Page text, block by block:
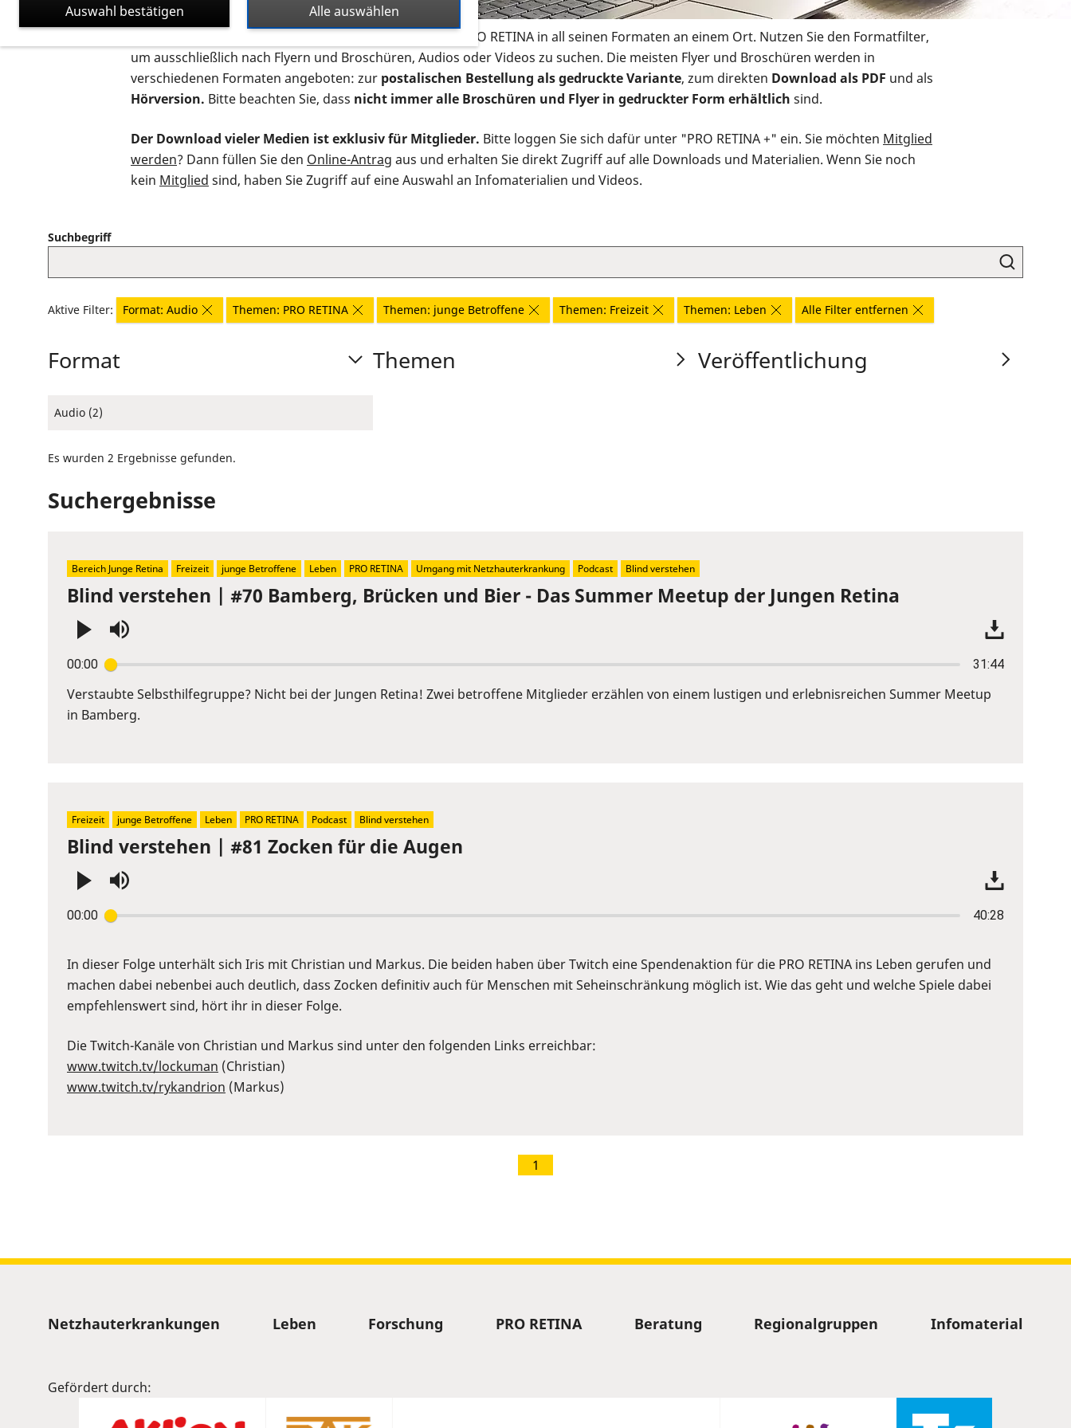
Auf dieser Seite finden Sie sämtliches Infomaterial der PRO RETINA in all seinen Formaten an einem Ort. Nutzen Sie den Formatfilter,
um ausschließlich nach Flyern und Broschüren, Audios oder Videos zu suchen. Die meisten Flyer und Broschüren werden in
verschiedenen Formaten angeboten: zur postalischen Bestellung als gedruckte Variante, zum direkten Download als PDF und als
Hörversion. Bitte beachten Sie, dass nicht immer alle Broschüren und Flyer in gedruckter Form erhältlich sind.
Der Download vieler Medien ist exklusiv für Mitglieder. Bitte loggen Sie sich dafür unter "PRO RETINA +" ein. Sie möchten Mitglied
werden? Dann füllen Sie den Online-Antrag aus und erhalten Sie direkt Zugriff auf alle Downloads und Materialien. Wenn Sie noch
kein Mitglied sind, haben Sie Zugriff auf eine Auswahl an Infomaterialien und Videos.
Suchbegriff
Aktive Filter: Format: Audio Themen: PRO RETINA Themen: junge Betroffene Themen: Freizeit Themen: Leben Alle Filter entfernen
Format
Audio (2)
Themen Veröffentlichung
Es wurden 2 Ergebnisse gefunden.
Suchergebnisse
Blind verstehen | #70 Bamberg, Brücken und Bier - Das Summer Meetup der Jungen Retina
00:00 31:44
Enter
or
Space
Verstaubte Selbsthilfegruppe? Nicht bei der Jungen Retina! Zwei betroffene Mitglieder erzählen von einem lustigen und erlebnisreichen Summer Meetup
in Bamberg.
Bereich Junge Retina Freizeit junge Betroffene Leben PRO RETINA Umgang mit Netzhauterkrankung Podcast Blind verstehen
Blind verstehen | #81 Zocken für die Augen
00:00 40:28
Enter
Space
to
show
slider.
In dieser Folge unterhält sich Iris mit Christian und Markus. Die beiden haben über Twitch eine Spendenaktion für die PRO RETINA ins Leben gerufen und
machen dabei nebenbei auch deutlich, dass Zocken definitiv auch für Menschen mit Seheinschränkung möglich ist. Wie das geht und welche Spiele dabei
empfehlenswert sind, hört ihr in dieser Folge.
Die Twitch-Kanäle von Christian und Markus sind unter den folgenden Links erreichbar:
⁠www.twitch.tv/lockuman ⁠ (Christian)
⁠www.twitch.tv/rykandrion ⁠ (Markus)
Freizeit junge Betroffene Leben PRO RETINA Podcast Blind verstehen
1
Sitemap
Netzhauterkrankungen Leben Forschung PRO RETINA Beratung Regionalgruppen Infomaterial
Gefördert durch:
Alle auswählen
Auswahl bestätigen